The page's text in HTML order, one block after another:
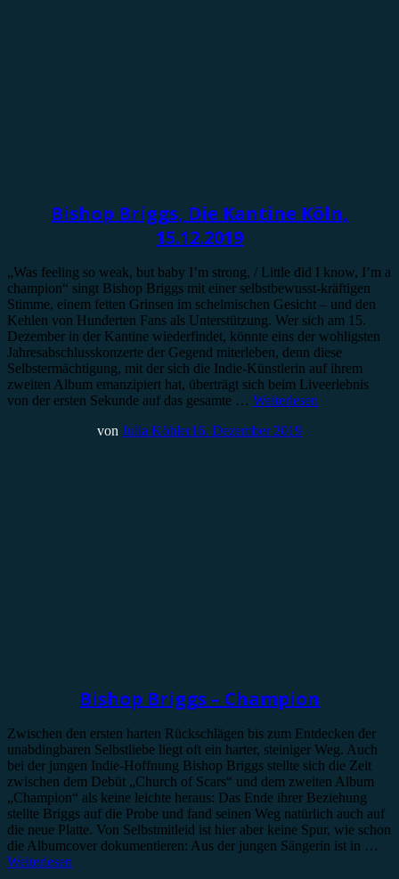
Bishop Briggs, Die Kantine Köln,
15.12.2019
„Was feeling so weak, but baby I’m strong, / Little did I know, I’m a
champion“ singt Bishop Briggs mit einer selbstbewusst-kräftigen
Stimme, einem fetten Grinsen im schelmischen Gesicht – und den
Kehlen von Hunderten Fans als Unterstützung. Wer sich am 15.
Dezember in der Kantine wiederfindet, könnte eins der wohligsten
Jahresabschlusskonzerte der Gegend miterleben, denn diese
Selbstermächtigung, mit der sich die Indie-Künstlerin auf ihrem
zweiten Album emanzipiert hat, überträgt sich beim Liveerlebnis
von der ersten Sekunde auf das gesamte … Weiterlesen
von Julia Köhler16. Dezember 2019
Bishop Briggs – Champion
Zwischen den ersten harten Rückschlägen bis zum Entdecken der
unabdingbaren Selbstliebe liegt oft ein harter, steiniger Weg. Auch
bei der jungen Indie-Hoffnung Bishop Briggs stellte sich die Zeit
zwischen dem Debüt „Church of Scars“ und dem zweiten Album
„Champion“ als keine leichte heraus: Das Ende ihrer Beziehung
stellte Briggs auf die Probe und fand seinen Weg natürlich auch auf
die neue Platte. Von Selbstmitleid ist hier aber keine Spur, wie schon
die Albumcover dokumentieren: Aus der jungen Sängerin ist in …
Weiterlesen